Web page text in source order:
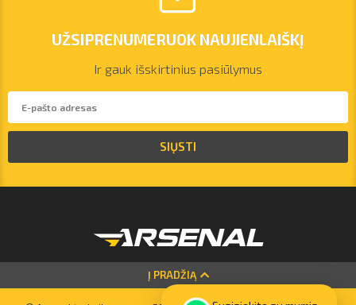
vilnius@arsenalrent.com
Lietuva Latvija
UŽSIPRENUMERUOK NAUJIENLAIŠKĮ
Ir gauk išskirtinius pasiūlymus
SIŲSTI
Į PRADŽIĄ